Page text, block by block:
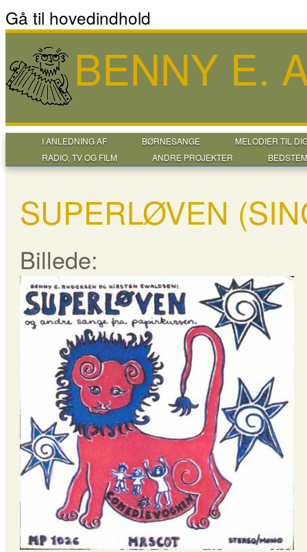
Gå til hovedindhold
BENNY E.
I ANLEDNING AF BØRNESANGE
MELODIER TIL
RADIO, TV OG FILM
ANDRE PROJEKTER
SUPERLØVEN
Billede: